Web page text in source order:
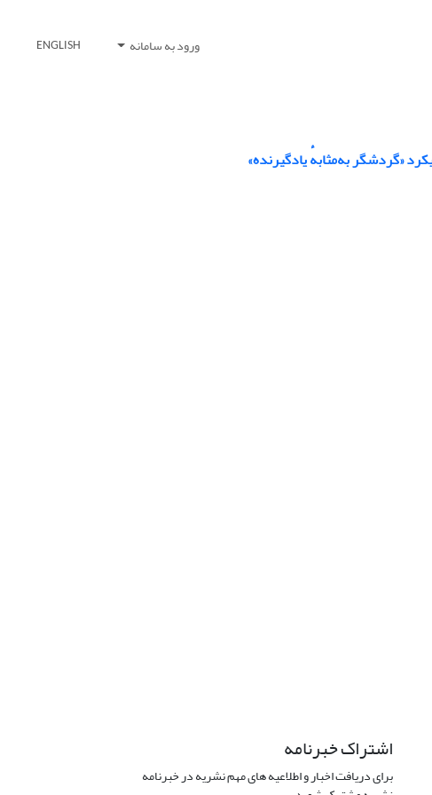
ورود به سامانه ENGLISH
«گردشگر به‌مثابهٔ یادگیرنده»
اشتراک خبرنامه
برای دریافت اخبار و اطلاعیه های مهم نشریه در خبرنامه